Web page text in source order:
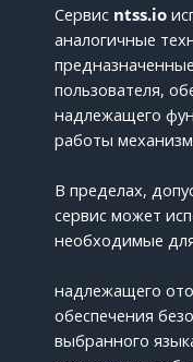
Сервис ntss.io
аналогичные
пользователя,
надлежащего
работы
В пределах,
сервис может
необходимые
надлежащего
обеспечения
выбранного